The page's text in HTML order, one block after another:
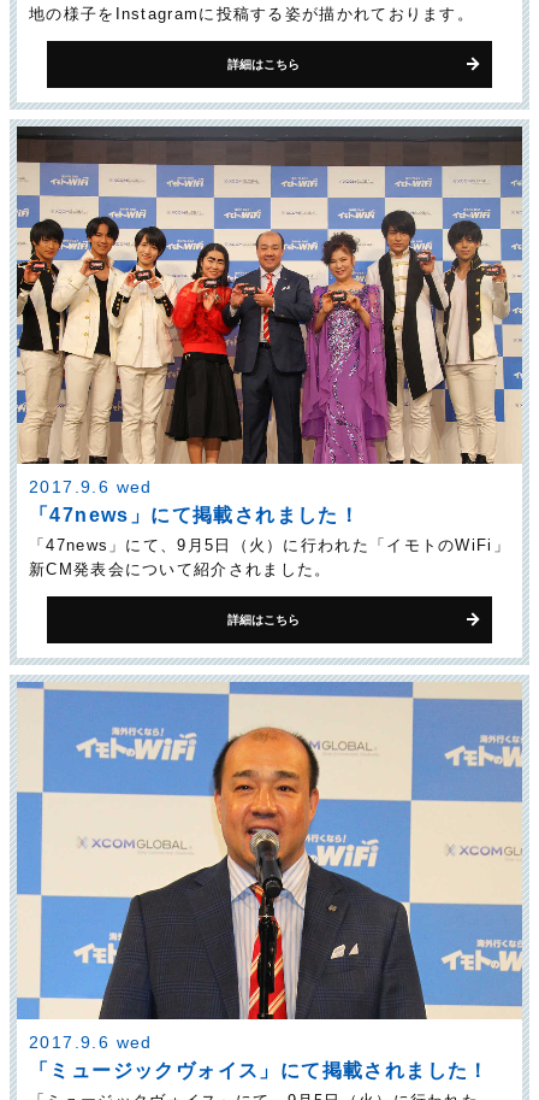
地の様子をInstagramに投稿する姿が描かれております。
詳細はこちら
2017.9.6 wed
「47news」にて掲載されました！
「47news」にて、9月5日（火）に行われた「イモトのWiFi」
新CM発表会について紹介されました。
詳細はこちら
2017.9.6 wed
「ミュージックヴォイス」にて掲載されました！